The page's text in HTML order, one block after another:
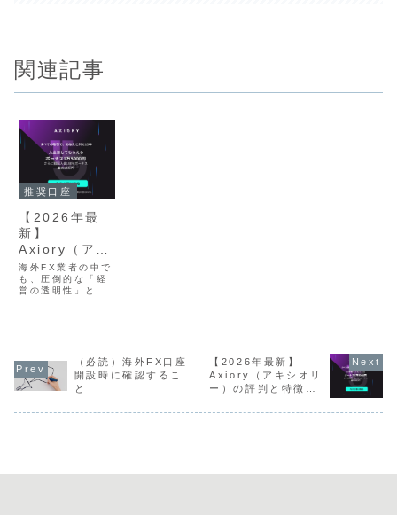
関連記事
推奨口座
【2026年最
新】
Axiory（アキ
シオリー）の
評判と特徴を
徹底解説！抜
は？
海外FX業者の中で
も、圧倒的な「経
営の透明性」と
何が違うの？」
「ボーナスはあ
る？」といった疑
問を持つ方に向け
（必読）海外FX口座
開設時に確認するこ
と
【2026年最新】
Axiory（アキシオリ
ー）の評判と特徴を
明性と安全性が選ば